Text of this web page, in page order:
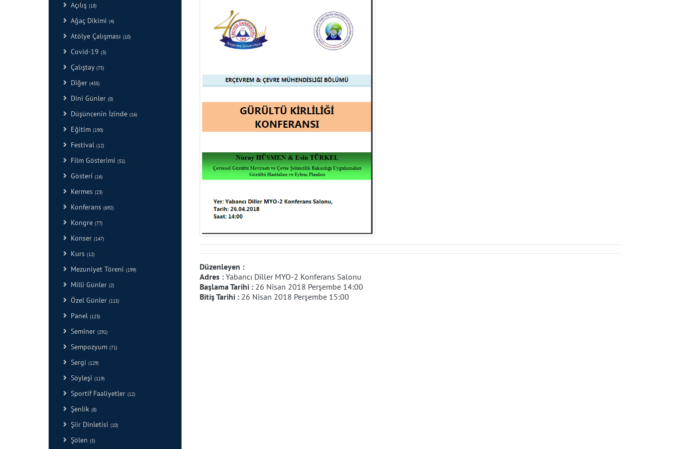
Açılış (18)
Ağaç Dikimi (4)
Atölye Çalışması (10)
Covid-19 (3)
Çalıştay (75)
Diğer (435)
Dini Günler (0)
Düşüncenin İzinde (16)
Eğitim (190)
Festival (12)
Film Gösterimi (51)
Gösteri (16)
Kermes (23)
Konferans (692)
Kongre (77)
Konser (147)
Kurs (12)
Mezuniyet Töreni (199)
Milli Günler (2)
Özel Günler (115)
Panel (123)
Seminer (291)
Sempozyum (71)
Sergi (129)
Söyleşi (119)
Sportif Faaliyetler (12)
Şenlik (8)
Şiir Dinletisi (10)
Şölen (5)
Düzenleyen :
Adres : Yabancı Diller MYO-2 Konferans Salonu
Başlama Tarihi : 26 Nisan 2018 Perşembe 14:00
Bitiş Tarihi : 26 Nisan 2018 Perşembe 15:00